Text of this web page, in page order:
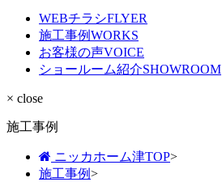
WEBチラシFLYER
施工事例WORKS
お客様の声VOICE
ショールーム紹介SHOWROOM
× close
施工事例
ニッカホーム津TOP>
施工事例>